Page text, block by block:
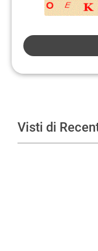
Visti di